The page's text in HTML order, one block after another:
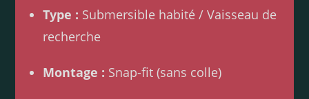
Type : Submersible habité / Vaisseau de
recherche
Montage : Snap-fit (sans colle)